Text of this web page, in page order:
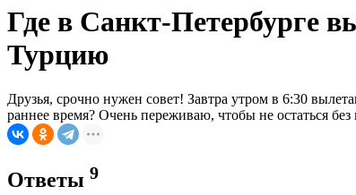
Где в Санкт-Петербурге
Турцию
Друзья, срочно нужен совет! Завтра утром в 6:30
раннее время? Очень переживаю, чтобы не остаться
Ответы 9